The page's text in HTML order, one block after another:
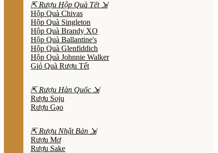
⇱ Rượu Hộp Quà Tết ⇲
Hộp Quà Chivas
Hộp Quà Singleton
Hộp Quà Brandy XO
Hộp Quà Ballantine's
Hộp Quà Glenfiddich
Hộp Quà Johnnie Walker
Giỏ Quà Rượu Tết
⇱ Rượu Hàn Quốc ⇲
Rượu Soju
Rượu Gạo
⇱ Rượu Nhật Bản ⇲
Rượu Mơ
Rượu Sake